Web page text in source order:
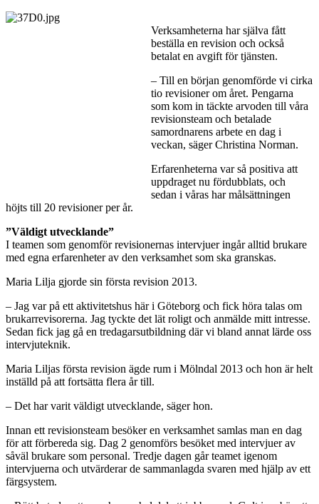
Verksamheterna har själva fått
beställa en revision och också
betalat en avgift för tjänsten.
– Till en början genomförde vi cirka
tio revisioner om året. Pengarna
som kom in täckte arvoden till våra
revisionsteam och betalade
samordnarens arbete en dag i
veckan, säger Christina Norman.
Erfarenheterna var så positiva att
uppdraget nu fördubblats, och
sedan i våras har målsättningen
höjts till 20 revisioner per år.
”Väldigt utvecklande”
I teamen som genomför revisionernas intervjuer ingår alltid brukare
med egna erfarenheter av den verksamhet som ska granskas.
Maria Lilja gjorde sin första revision 2013.
– Jag var på ett aktivitetshus här i Göteborg och fick höra talas om
brukarrevisorerna. Jag tyckte det lät roligt och anmälde mitt intresse.
Sedan fick jag gå en tredagarsutbildning där vi bland annat lärde oss
intervjuteknik.
Maria Liljas första revision ägde rum i Mölndal 2013 och hon är helt
inställd på att fortsätta flera år till.
– Det har varit väldigt utvecklande, säger hon.
Innan ett revisionsteam besöker en verksamhet samlas man en dag
för att förbereda sig. Dag 2 genomförs besöket med intervjuer av
såväl brukare som personal. Tredje dagen går teamet igenom
intervjuerna och utvärderar de sammanlagda svaren med hjälp av ett
färgsystem.